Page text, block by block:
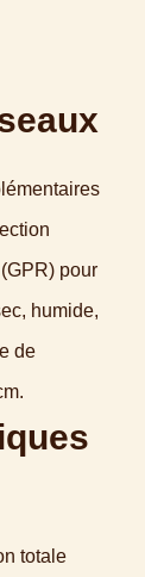
pour
humide,
de
totale